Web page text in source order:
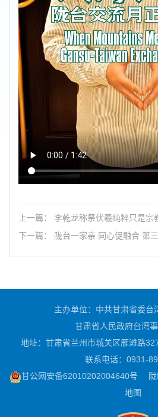
上一篇： 李乾龙称祭伏羲纯粹只是宗教活动 不存在所谓统战一
说
下一篇： 陇台一家亲 同心促融合 第三届陇台文化交流月在天
主办单位：中共甘肃省委台
甘肃省人民政府台湾
地址：甘肃省兰州市城关区雁滩路
联系电话：0931-
甘公网安备62010202004640号
地图